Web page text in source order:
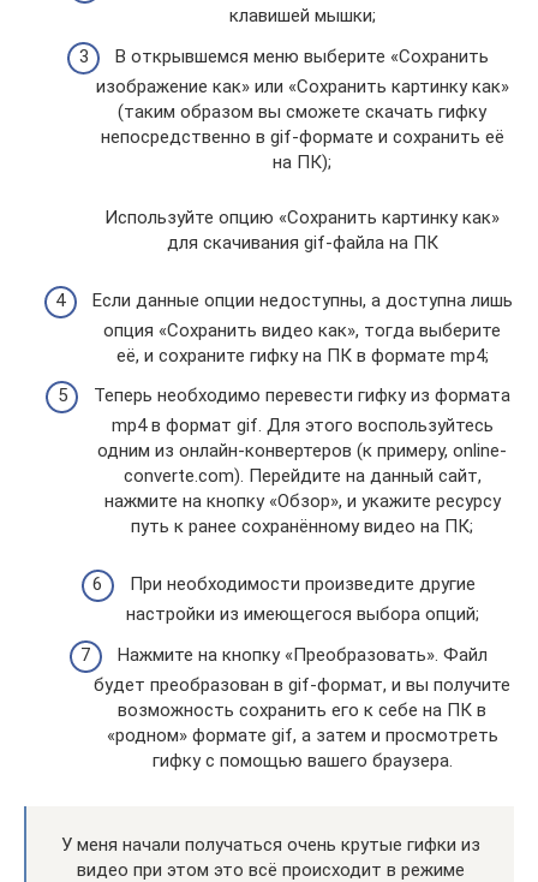
клавишей мышки;
В открывшемся меню выберите «Сохранить
изображение как» или «Сохранить картинку как»
(таким образом вы сможете скачать гифку
непосредственно в gif-формате и сохранить её
на ПК);
Используйте опцию «Сохранить картинку как»
для скачивания gif-файла на ПК
Если данные опции недоступны, а доступна лишь
опция «Сохранить видео как», тогда выберите
её, и сохраните гифку на ПК в формате mp4;
Теперь необходимо перевести гифку из формата
mp4 в формат gif. Для этого воспользуйтесь
одним из онлайн-конвертеров (к примеру, online-
converte.com). Перейдите на данный сайт,
нажмите на кнопку «Обзор», и укажите ресурсу
путь к ранее сохранённому видео на ПК;
При необходимости произведите другие
настройки из имеющегося выбора опций;
Нажмите на кнопку «Преобразовать». Файл
будет преобразован в gif-формат, и вы получите
возможность сохранить его к себе на ПК в
«родном» формате gif, а затем и просмотреть
гифку с помощью вашего браузера.
У меня начали получаться очень крутые гифки из
видео при этом это всё происходит в режиме